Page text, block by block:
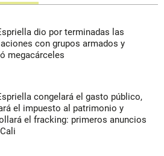
dio por terminadas las
con grupos armados y
megacárceles
congelará el gasto público,
el impuesto al patrimonio y
el fracking: primeros anuncios